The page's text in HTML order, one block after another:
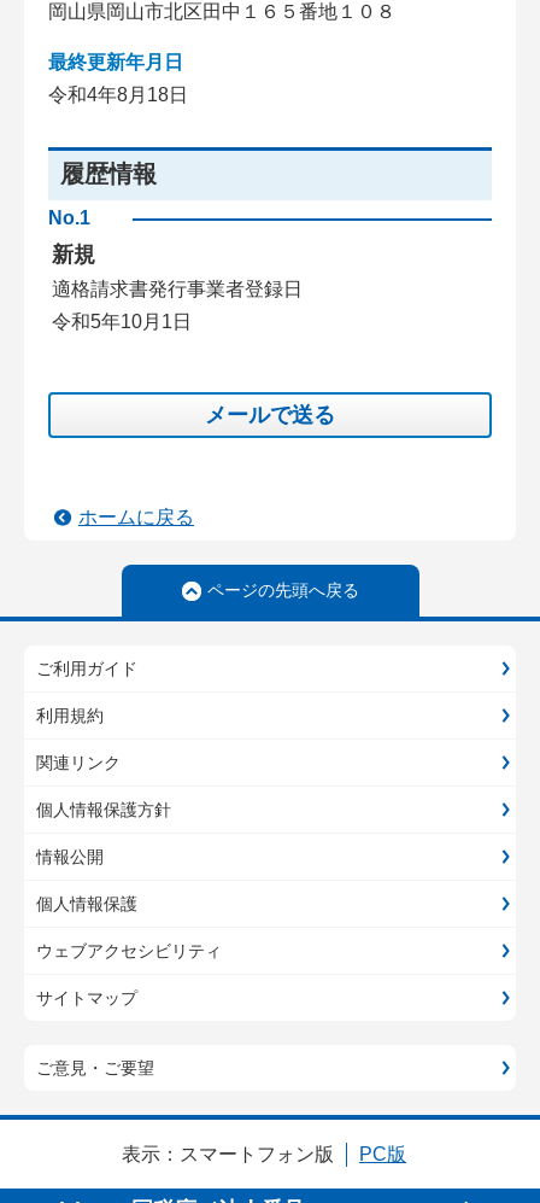
岡山県岡山市北区田中１６５番地１０８
最終更新年月日
令和4年8月18日
履歴情報
No.1
新規
適格請求書発行事業者登録日
令和5年10月1日
メールで送る
ホームに戻る
ページの先頭へ戻る
ご利用ガイド
利用規約
関連リンク
個人情報保護方針
情報公開
個人情報保護
ウェブアクセシビリティ
サイトマップ
ご意見・ご要望
表示： スマートフォン版 PC版